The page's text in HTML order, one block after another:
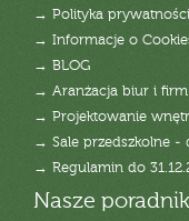
→ Polityka prywatności
→ Informacje o
→ BLOG
→ Aranżacja biur i firm
→ Projektowanie
→ Sale przedszkolne -
→ Regulamin do
Nasze